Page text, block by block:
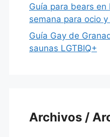
Guía para bears
semana para ocio
Guía Gay de
saunas LGTBIQ+
Archivos /